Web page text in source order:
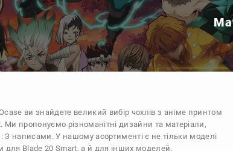
ви знайдете великий вибір чохлів з аніме принтом
Ми пропонуємо різноманітні дизайни та матеріали,
З написами . У нашому асортименті є не тільки моделі
для Blade 20 Smart, а й для інших моделей.